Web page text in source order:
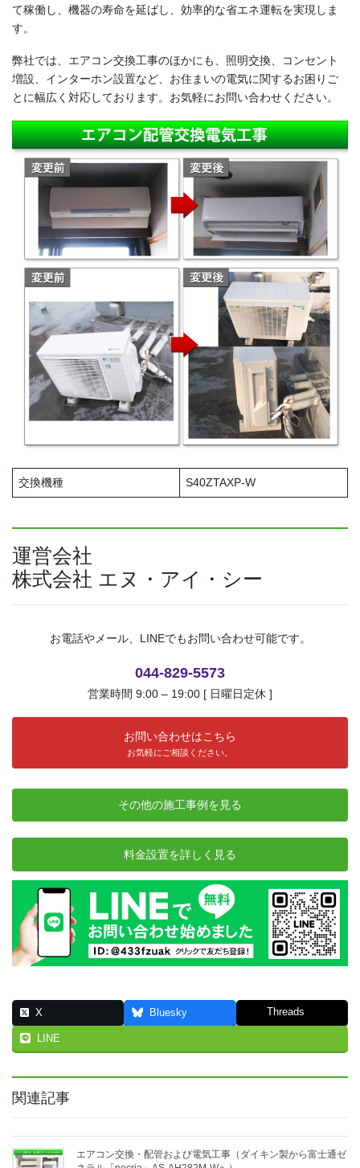
て稼働し、機器の寿命を延ばし、効率的な省エネ運転を実現しま
す。
弊社では、エアコン交換工事のほかにも、照明交換、コンセント
増設、インターホン設置など、お住まいの電気に関するお困りご
とに幅広く対応しております。お気軽にお問い合わせください。
交換機種 S40ZTAXP-W
運営会社
株式会社 エヌ・アイ・シー
お電話やメール、LINEでもお問い合わせ可能です。
044-829-5573
営業時間 9:00 – 19:00 [ 日曜日定休 ]
お問い合わせはこちら
お気軽にご相談ください。
その他の施工事例を見る
料金設置を詳しく見る
X Bluesky Threads
LINE
関連記事
エアコン交換・配管および電気工事（ダイキン製から富士通ゼ